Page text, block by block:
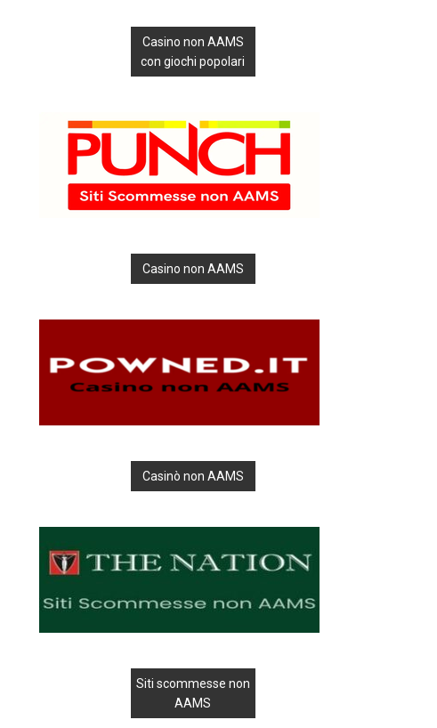
Casino non AAMS
con giochi popolari
Casino non AAMS
Casinò non AAMS
Siti scommesse non
AAMS